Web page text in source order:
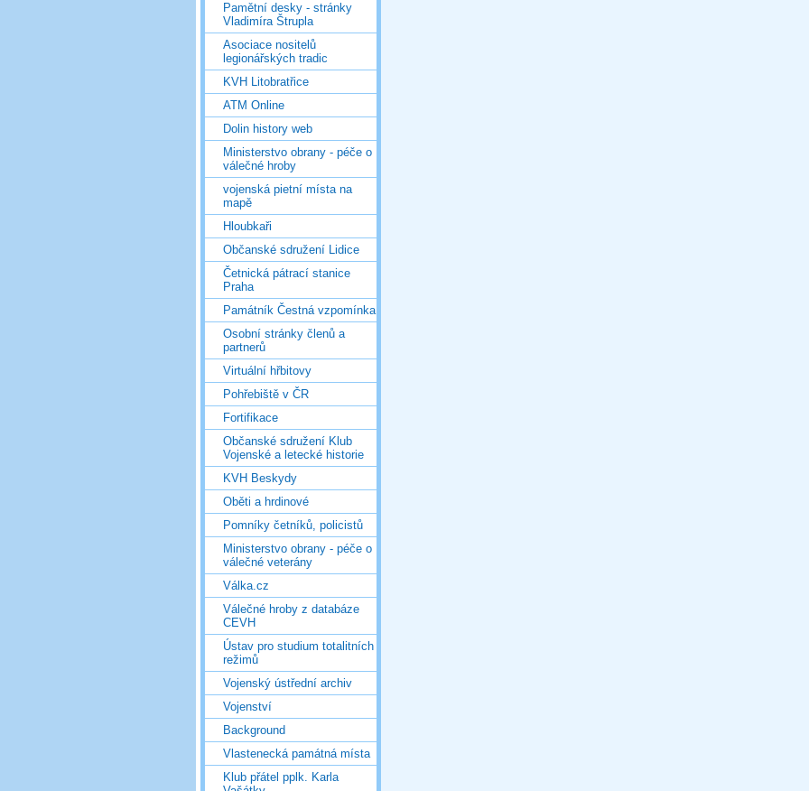
Pamětní desky - stránky
Vladimíra Štrupla
Asociace nositelů
legionářských tradic
KVH Litobratřice
ATM Online
Dolin history web
Ministerstvo obrany - péče o
válečné hroby
vojenská pietní místa na
mapě
Hloubkaři
Občanské sdružení Lidice
Četnická pátrací stanice
Praha
Památník Čestná vzpomínka
Osobní stránky členů a
partnerů
Virtuální hřbitovy
Pohřebiště v ČR
Fortifikace
Občanské sdružení Klub
Vojenské a letecké historie
KVH Beskydy
Oběti a hrdinové
Pomníky četníků, policistů
Ministerstvo obrany - péče o
válečné veterány
Válka.cz
Válečné hroby z databáze
CEVH
Ústav pro studium totalitních
režimů
Vojenský ústřední archiv
Vojenství
Background
Vlastenecká památná místa
Klub přátel pplk. Karla